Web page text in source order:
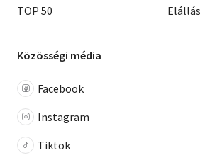
TOP 50
Elállás
Közösségi média
Facebook
Instagram
Tiktok